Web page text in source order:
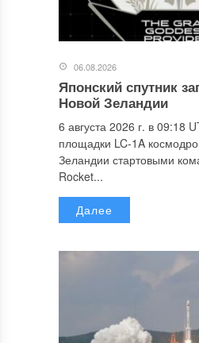
06.08.2026
Японский спутник
Новой Зеландии
6 августа 2026 г. в 09:18
площадки LC-1A
Зеландии стартовыми
Rocket...
Далее